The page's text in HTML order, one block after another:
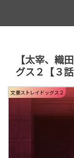
【太宰、織
グス２【３
文豪ストレイドッグス２